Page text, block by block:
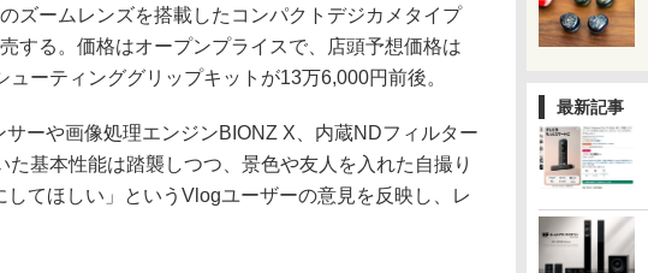
最新記事
ズームレンズを搭載したコンパクトデジカメタイプ
する。価格はオープンプライスで、店頭予想価格は
ーティンググリップキットが13万6,000円前後。
ーや画像処理エンジンBIONZ X、内蔵NDフィルター
た基本性能は踏襲しつつ、景色や友人を入れた自撮り
てほしい」というVlogユーザーの意見を反映し、レ